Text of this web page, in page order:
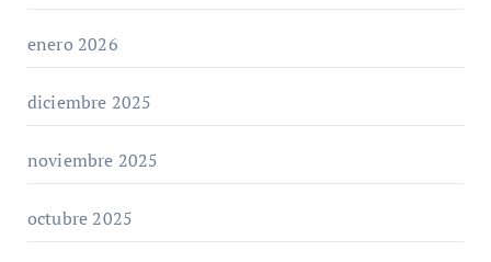
enero 2026
diciembre 2025
noviembre 2025
octubre 2025